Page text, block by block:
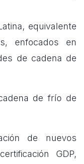
equivalente
enfocados en
de cadena de
de frío de
de nuevos
GDP,